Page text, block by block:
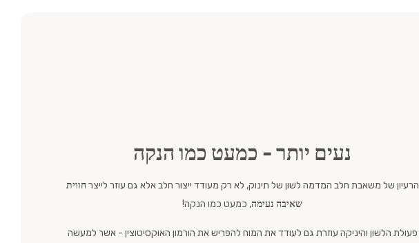
נעים יותר - כמעט כמו הנקה
הרעיון של משאבת חלב המדמה לשון של תינוק, לא רק מעודד ייצור חלב אלא גם עוזר לייצרחווית
שאיבה נעימה, כמעט כמו הנקה!
פעולת הלשון והיניקה עוזרת גם לעודד את המוח להפריש את הורמון האוקסיטוצין - אשר למעשה